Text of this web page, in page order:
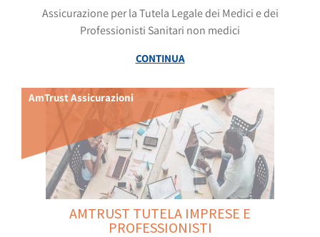
Assicurazione per la Tutela Legale dei Medici e dei
Professionisti Sanitari non medici
CONTINUA
AmTrust Assicurazioni
AMTRUST TUTELA IMPRESE E
PROFESSIONISTI